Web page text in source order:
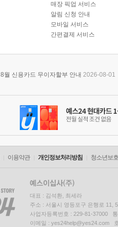
매장 픽업 서비스
알림 신청 안내
모바일 서비스
간편결제 서비스
8월 신용카드 무이자할부 안내 2026-08-01
이용약관 개인정보처리방침 청소년보
대표 : 김석환, 최세라
주소 : 서울시 영등포구 은행로 11,
사업자등록번호 : 229-81-37000
이메일 : yes24help@yes24.com